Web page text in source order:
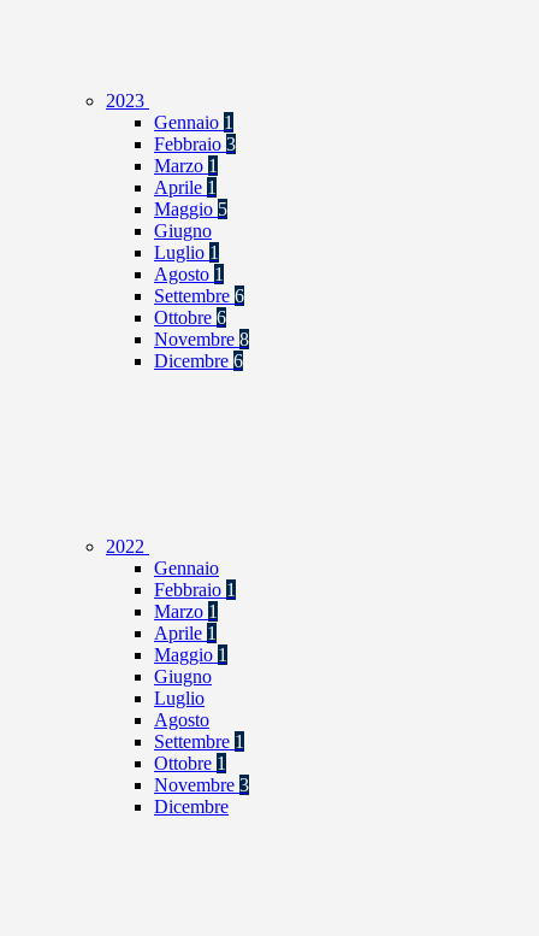
2023
Gennaio 1
Febbraio 3
Marzo 1
Aprile 1
Maggio 5
Giugno
Luglio 1
Agosto 1
Settembre 6
Ottobre 6
Novembre 8
Dicembre 6
2022
Gennaio
Febbraio 1
Marzo 1
Aprile 1
Maggio 1
Giugno
Luglio
Agosto
Settembre 1
Ottobre 1
Novembre 3
Dicembre